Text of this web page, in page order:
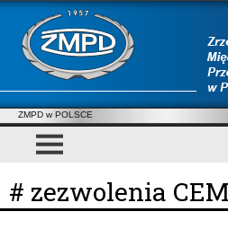
ZMPD w POLSCE
# zezwolenia